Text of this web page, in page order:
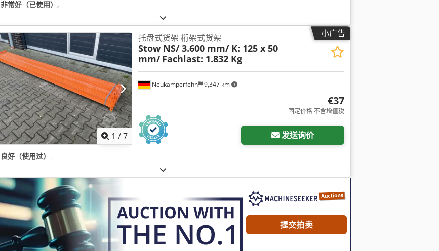
非常好（已使用） ,
小广告
1 /7
Neukamperfehn 9,347 km
托盘式货架 桁架式货架
Stow NS/ 3.600 mm/ K: 125 x 50
mm/ Fachlast: 1.832 Kg
€37
固定价格 不含增值税
发送询价
良好（使用过） ,
提交拍卖